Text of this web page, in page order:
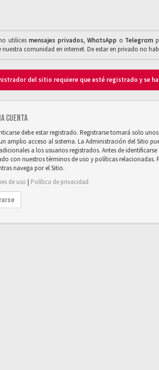
utilices mensajes privados,WhαtsApp o Telegrαm
nuestra comunidad en internet. De estar en privado no
del sitio requiere que esté registrado y se
cuenta
debe estar registrado. Registrarse tomará solo
amplio acceso al sistema. La Administración del Sitio
a los usuarios registrados. Antes de identificarse
con nuestros términos de uso y políticas relacionadas.
navega por el Sitio.
de uso | Política de privacidad